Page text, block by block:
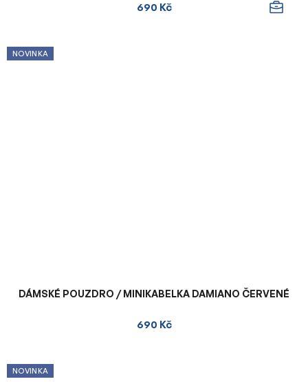
690 Kč
NOVINKA
DÁMSKÉ POUZDRO / MINIKABELKA DAMIANO ČERVENÉ
690 Kč
NOVINKA